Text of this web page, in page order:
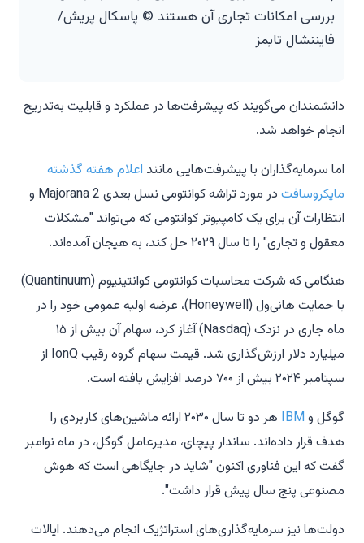
بررسی امکانات تجاری آن هستند © پاسکال پریش/
فایننشال تایمز
دانشمندان می‌گویند که پیشرفت‌ها در عملکرد و قابلیت به‌تدریج
انجام خواهد شد.
اما سرمایه‌گذاران با پیشرفت‌هایی مانند اعلام هفته گذشته
مایکروسافت
در مورد تراشه کوانتومی نسل بعدی Majorana 2 و
انتظارات آن برای یک کامپیوتر کوانتومی که می‌تواند "مشکلات
معقول و تجاری" را تا سال ۲۰۲۹ حل کند، به هیجان آمده‌اند.
هنگامی که شرکت محاسبات کوانتومی کوانتینیوم (Quantinuum)
با حمایت هانی‌ول (Honeywell)، عرضه اولیه عمومی خود را در
ماه جاری در نزدک (Nasdaq) آغاز کرد، سهام آن بیش از ۱۵
میلیارد دلار ارزش‌گذاری شد. قیمت سهام گروه رقیب IonQ از
سپتامبر ۲۰۲۴ بیش از ۷۰۰ درصد افزایش یافته است.
گوگل وIBM
هر دو تا سال ۲۰۳۰ ارائه ماشین‌های کاربردی را
هدف قرار داده‌اند. ساندار پیچای، مدیرعامل گوگل، در ماه نوامبر
گفت که این فناوری اکنون "شاید در جایگاهی است که هوش
مصنوعی پنج سال پیش قرار داشت".
دولت‌ها نیز سرمایه‌گذاری‌های استراتژیک انجام می‌دهند. ایالات